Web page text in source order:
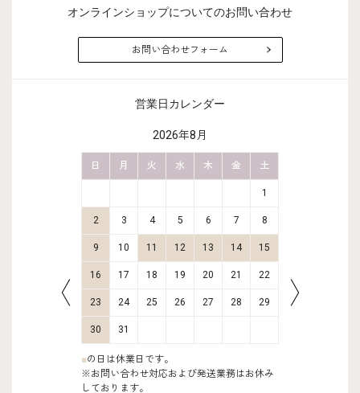
オンラインショップについてのお問い合わせ
お問い合わせフォーム
営業日カレンダー
2026年8月
日 月 火 水 木 金 土
1
2 3 4 5 6 7 8
9 10 11 12 13 14 15
16 17 18 19 20 21 22
23 24 25 26 27 28 29
30 31
■の日は休業日です。
※お問い合わせ対応および発送業務はお休み
しております。